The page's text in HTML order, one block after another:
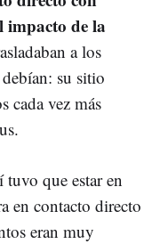
impacto de la
a los
su sitio
cada vez más
tuvo que estar en
en contacto directo
eran muy